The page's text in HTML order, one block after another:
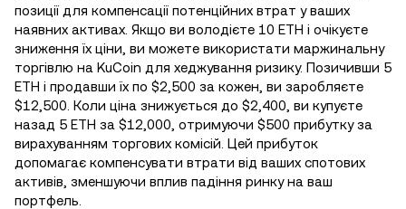
позиції для компенсації потенційних втрат у ваших
наявних активах. Якщо ви володієте 10 ETH і очікуєте
зниження їх ціни, ви можете використати маржинальну
торгівлю на KuCoin для хеджування ризику. Позичивши 5
ETH і продавши їх по $2,500 за кожен, ви заробляєте
$12,500. Коли ціна знижується до $2,400, ви купуєте
назад 5 ETH за $12,000, отримуючи $500 прибутку за
вирахуванням торгових комісій. Цей прибуток
допомагає компенсувати втрати від ваших спотових
активів, зменшуючи вплив падіння ринку на ваш
портфель.